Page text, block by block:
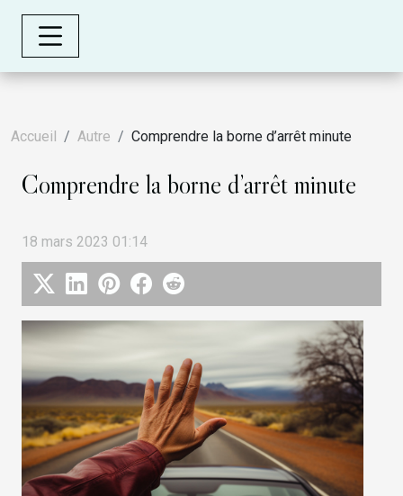
Accueil Autre Comprendre la borne d’arrêt minute
Comprendre la borne d’arrêt minute
18 mars 2023 01:14